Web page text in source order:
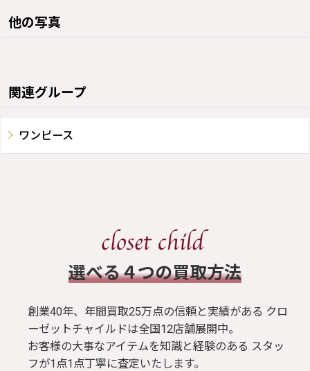
他の写真
関連グループ
ワンピース
​選べる４つの買取方法
創業40年、年間買取25万点の信頼と実績がある クロ
ーゼットチャイルドは全国12店舗展開中。
お客様の大事なアイテムを知識と経験のある スタッ
フが1点1点丁寧に査定いたします。